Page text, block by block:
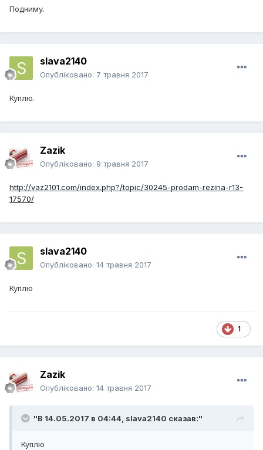
Подниму.
slava2140
Опубліковано: 7 травня 2017
Куплю.
Zazik
Опубліковано: 9 травня 2017
http://vaz2101.com/index.php?/topic/30245-prodam-rezina-r13-
17570/
slava2140
Опубліковано: 14 травня 2017
Куплю
1
Zazik
Опубліковано: 14 травня 2017
"В 14.05.2017 в 04:44, slava2140 сказав:"
Куплю